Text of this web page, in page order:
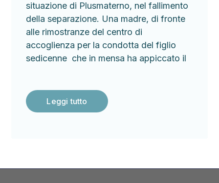
situazione di Plusmaterno, nel fallimento
della separazione. Una madre, di fronte
alle rimostranze del centro di
accoglienza per la condotta del figlio
sedicenne che in mensa ha appiccato il
Leggi tutto